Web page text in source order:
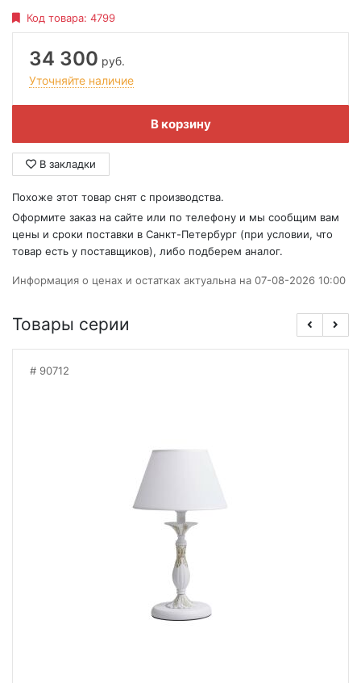
Код товара: 4799
34 300 руб.
Уточняйте наличие
В корзину
В закладки
Похоже этот товар снят с производства.
Оформите заказ на сайте или по телефону и мы сообщим вам
цены и сроки поставки в Санкт-Петербург (при условии, что
товар есть у поставщиков), либо подберем аналог.
Информация о ценах и остатках актуальна на 07-08-2026 10:00
Товары серии
90712